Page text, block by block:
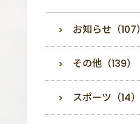
お知らせ（107）
その他（139）
スポーツ（14）